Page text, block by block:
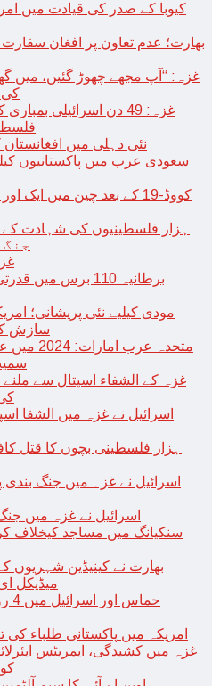
کیوبا کے صدر کی قیادت میں
بھارت؛ عدم تعاون پر افغان
غزہ: “آپ مجھے چھوڑ گئیں، میں
کی
غزہ: 49 دن اسرائیلی
نئی دہلی میں
سعودی عرب میں پاکستانیوں
کووڈ-19 کے بعد چین میں
جنگ
برطانیہ 110 برس
سازش
متحدہ
اسرائیل نے غزہ میں الشفا
اسرائیل نے غزہ میں جنگ
اسرائیل نے غزہ میں
سنکیانگ میں مساجد کیخلاف
بھارت نے کینیڈین شہریوں
میڈیکل
امریکہ میں پاکستانی طلباء کی تعداد میں
غزہ میں کشیدگی، ایمریٹس
کو30 نومبر تک معطل کردیا